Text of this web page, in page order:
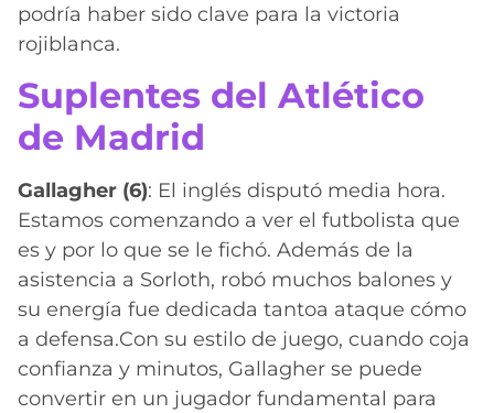
podría haber sido clave para la victoria
rojiblanca.
Suplentes del Atlético
de Madrid
Gallagher (6): El inglés disputó media hora.
Estamos comenzando a ver el futbolista que
es y por lo que se le fichó. Además de la
asistencia a Sorloth, robó muchos balones y
su energía fue dedicada tantoa ataque cómo
a defensa.Con su estilo de juego, cuando coja
confianza y minutos, Gallagher se puede
convertir en un jugador fundamental para